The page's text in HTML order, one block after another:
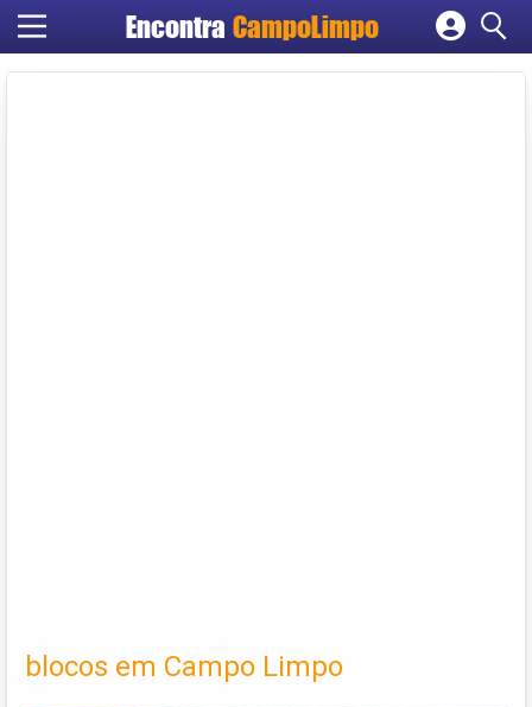
Encontra CampoLimpo
Cadastrar empresa
blocos em Campo Limpo